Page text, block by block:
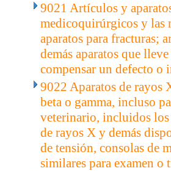
9021 Artículos y
medicoquirúrgicos y las
aparatos para fracturas;
demás aparatos que
compensar un defecto o
9022 Aparatos de rayos
beta o gamma, incluso
veterinario, incluidos los
de rayos X y demás
de tensión, consolas de
similares para examen o